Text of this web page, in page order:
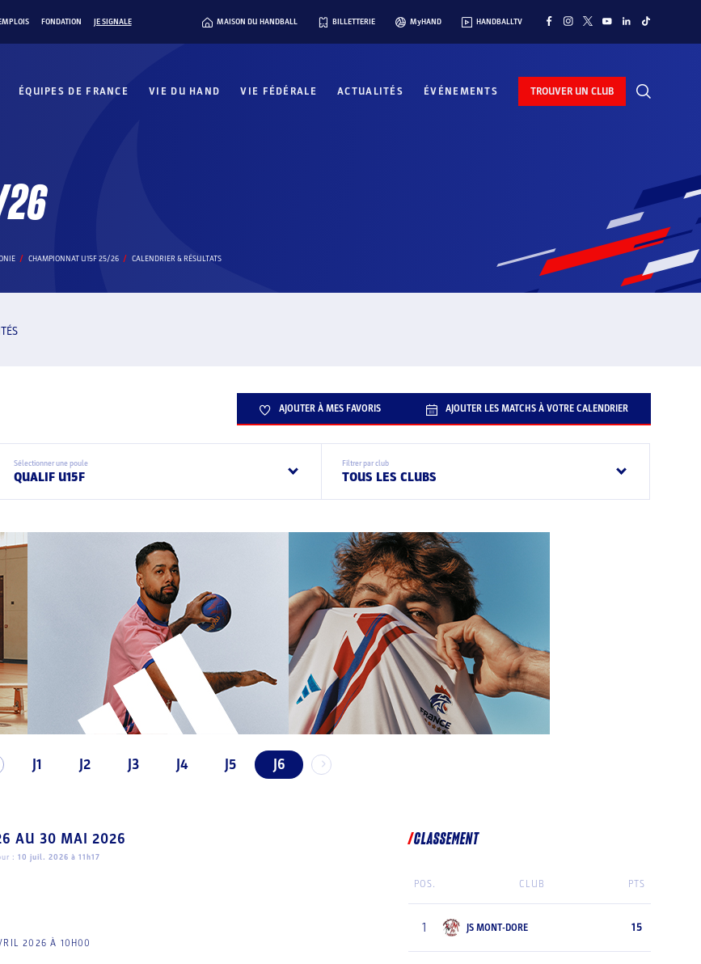
FONDATION JE SIGNALE MAISON DU HANDBALL BILLETTERIE MyHAND HANDBALLTV
ÉQUIPES DE FRANCE VIE DU HAND VIE FÉDÉRALE ACTUALITÉS ÉVÉNEMENTS TROUVER UN CLUB
26
CHAMPIONNAT U15F 25/26 CALENDRIER & RÉSULTATS
AJOUTER À MES FAVORIS AJOUTER LES MATCHS À VOTRE CALENDRIER
Sélectionner une poule
QUALIF U15F
Filtrer par club
TOUS LES CLUBS
J1 J2 J3 J4 J5 J6
AU 30 MAI 2026
: 10 juil. 2026 à 11h17
2026 À 10H00
CLASSEMENT
POS. CLUB PTS
1 JS MONT-DORE 15